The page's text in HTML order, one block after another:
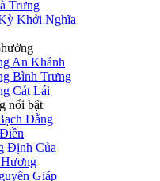
Trưng
Khởi Nghĩa
An Khánh
Bình Trưng
Cát Lái
nổi bật
Đằng
Định Của
Giáp